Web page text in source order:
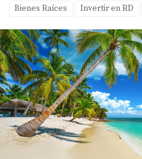
Bienes Raíces Invertir en RD